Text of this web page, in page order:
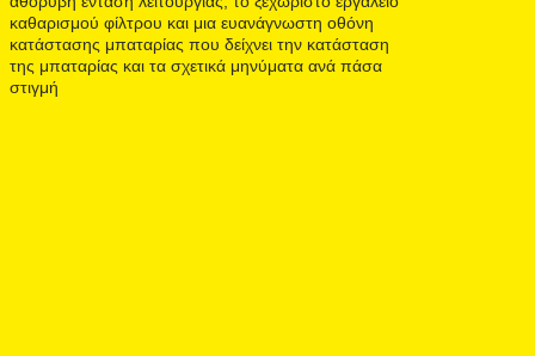
καθαρισμού φίλτρου και μια ευανάγνωστη οθόνη
κατάστασης μπαταρίας που δείχνει την κατάσταση
της μπαταρίας και τα σχετικά μηνύματα ανά πάσα
στιγμή